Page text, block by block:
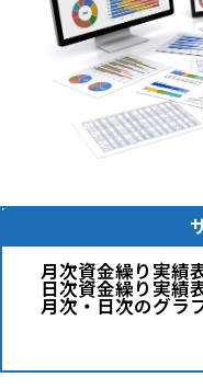
月次資金繰り実績
日次資金繰り実績
月次・日次のグラ